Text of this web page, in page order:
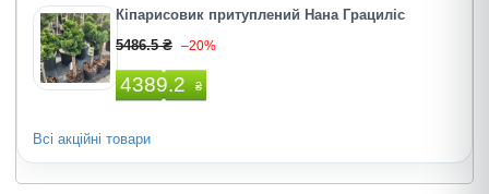
Кіпарисовик притуплений Нана Грациліс
5486.5 ₴ –20%
4389.2 ₴
Всі акційні товари